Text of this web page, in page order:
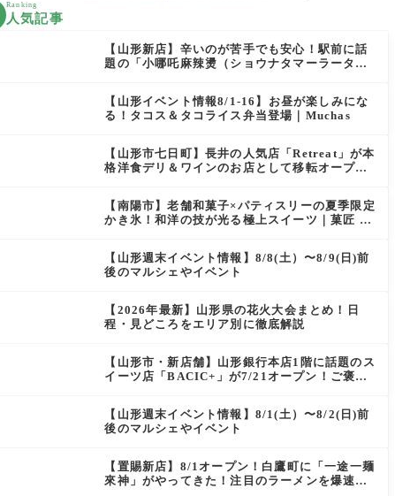
Ranking
人気記事
【山形新店】辛いのが苦手でも安心！駅前に話
題の「小哪吒麻辣燙（ショウナタマーラータ
【山形イベント情報8/1-16】お昼が楽しみにな
る！タコス＆タコライス弁当登場｜Muchas
【山形市七日町】長井の人気店「Retreat」が本
格洋食デリ＆ワインのお店として移転オープン
【南陽市】老舗和菓子×パティスリーの夏季限定
かき氷！和洋の技が光る極上スイーツ｜菓匠 萬
【山形週末イベント情報】8/8(土）〜8/9(日)前
後のマルシェやイベント
【2026年最新】山形県の花火大会まとめ！日
程・見どころをエリア別に徹底解説
【山形市・新店舗】山形銀行本店1階に話題のス
イーツ店「BACIC+」が7/21オープン！ご褒美
【山形週末イベント情報】8/1(土）〜8/2(日)前
後のマルシェやイベント
【置賜新店】8/1オープン！白鷹町に「一途一麺
來神」がやってきた！注目のラーメンを爆速実